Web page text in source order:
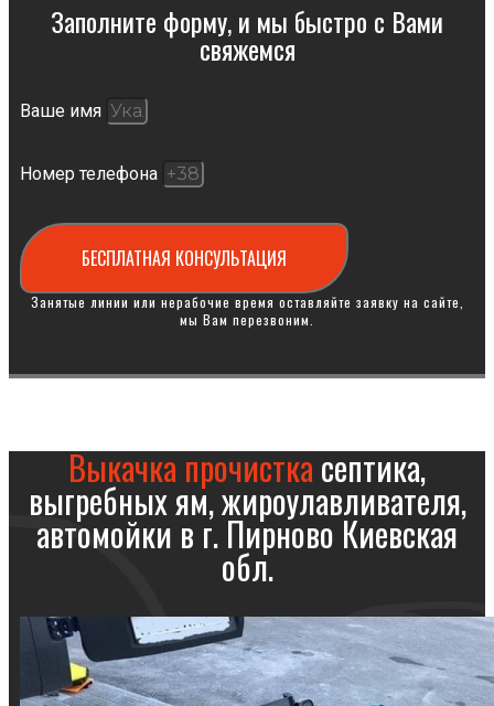
Заполните форму, и мы быстро с Вами
свяжемся​
Ваше имя
Номер телефона
БЕСПЛАТНАЯ КОНСУЛЬТАЦИЯ
Занятые линии или нерабочие время оставляйте заявку на сайте,
мы Вам перезвоним.
Выкачка прочисткасептика,
выгребных ям, жироулавливателя,
автомойки в г. Пирново Киевская
обл.